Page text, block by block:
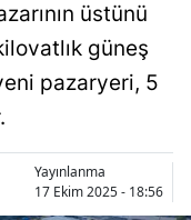
üstünü
güneş
pazaryeri, 5
Yayınlanma
17 Ekim 2025 - 18:56